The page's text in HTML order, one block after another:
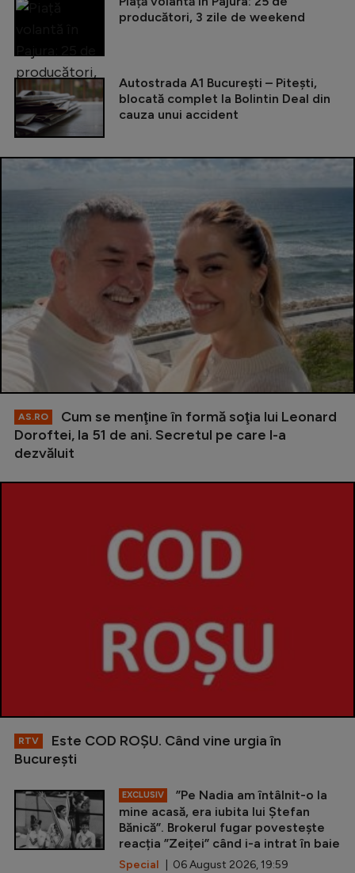
producători, 3 zile de weekend
Autostrada A1 București – Pitești,
blocată complet la Bolintin Deal din
cauza unui accident
AS.RO
Cum se menţine în formă soţia lui Leonard
Doroftei, la 51 de ani. Secretul pe care l-a
dezvăluit
RTV
Este COD ROŞU. Când vine urgia în
Bucureşti
EXCLUSIV
”Pe Nadia am întâlnit-o la
mine acasă, era iubita lui Ștefan
Bănică”. Brokerul fugar povestește
reacția ”Zeiței” când i-a intrat în baie
Special | 06 August 2026, 19:59